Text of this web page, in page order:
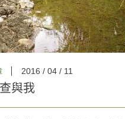
2016 / 04 / 11
與我